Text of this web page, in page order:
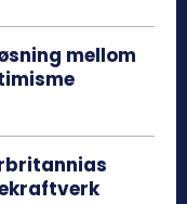
mellom